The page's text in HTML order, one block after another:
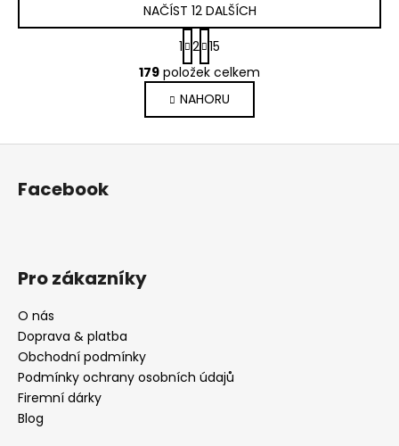
O
v
l
á
d
i
NAČÍST 12 DALŠÍCH
S
t
r
á
n
k
1 2 15
179 položek celkem
NAHORU
Z
Facebook
Pro zákazníky
O nás
Doprava & platba
Obchodní podmínky
Podmínky ochrany osobních údajů
Firemní dárky
Blog